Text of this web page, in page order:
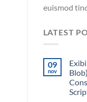
euismod
LATEST
09
nov